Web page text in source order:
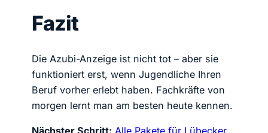
Fazit
Die Azubi-Anzeige ist nicht tot – aber sie
funktioniert erst, wenn Jugendliche Ihren
Beruf vorher erlebt haben. Fachkräfte von
morgen lernt man am besten heute kennen.
Nächster Schritt: Alle Pakete für Lübecker